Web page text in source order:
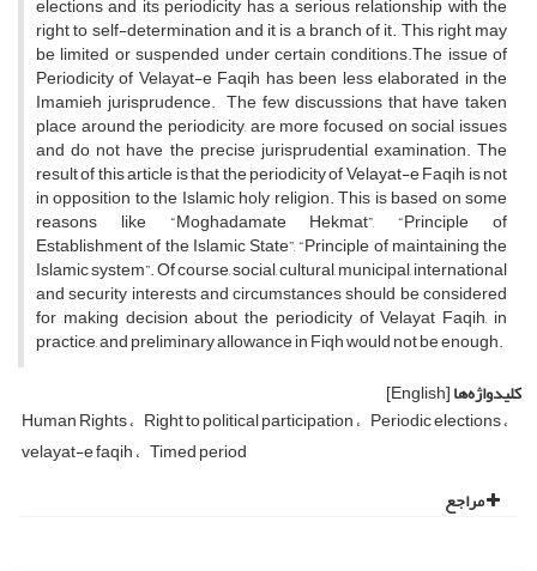
right to self-determination and it is a branch of it. This right may
be limited or suspended under certain conditions.The issue of
Periodicity of Velayat-e Faqih has been less elaborated in the
Imamieh jurisprudence. The few discussions that have taken
place around the periodicity, are more focused on social issues
and do not have the precise jurisprudential examination. The
result of this article is that the periodicity of Velayat-e Faqih is not
in opposition to the Islamic holy religion. This is based on some
reasons like “Moghadamate Hekmat”, “Principle of
Establishment of the Islamic State”, “Principle of maintaining the
Islamic system”. Of course, social, cultural, municipal, international
and security interests and circumstances should be considered
for making decision about the periodicity of Velayat Faqih, in
practice, and preliminary allowance in Fiqh would not be enough.
کلیدواژه‌ها[English]
Human Rights Right to political participation Periodic elections
velayat-e faqih Timed period
مراجع